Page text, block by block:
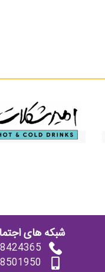
شبکه های